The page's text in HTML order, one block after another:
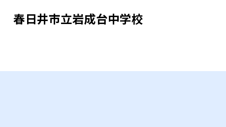
春日井市立岩成台中学校